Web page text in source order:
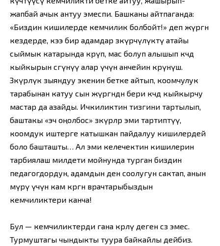
жапбай ачык антуу эмеспи. Башканы айтпаганда:
«Биздин кишилерде кемчилик болбойт!» деп жүргөн
кездерде, кээ бир адамдар зөөкүрчүлүктү атайы
сыймык катарында көрүп, мас болуп алышып көчөдө
кыйкырын сөгүнүү алар үчүн анчейин көрүнүш.
Зөөкүрлүк зыяндуу экенин бетке айтып, коомчулук
тарабынан катуу сын жүргөндөн бери көчөдө кыйкырчу
мастар да азайды. Ичкиликтин тизгини тартылып,
баштакы «эч оңолбос» зөөкүрлөр эми тартиптүү,
коомдук иштерге катышкан пайдалуу кишилердей
боло башташты… Ал эми келечектин кишилерин
тарбиялаш милдети мойнунда турган биздин
педагогдордун, адамдын ден соолугун сактап, анын
өмүрү үчүн кам көргөн врачтарыбыздын
кемчиликтери канча!
Бул — кемчиликтерди гана көрөлү деген сөз эмес.
Турмуштагы чындыкты туура байкайлы дейбиз.